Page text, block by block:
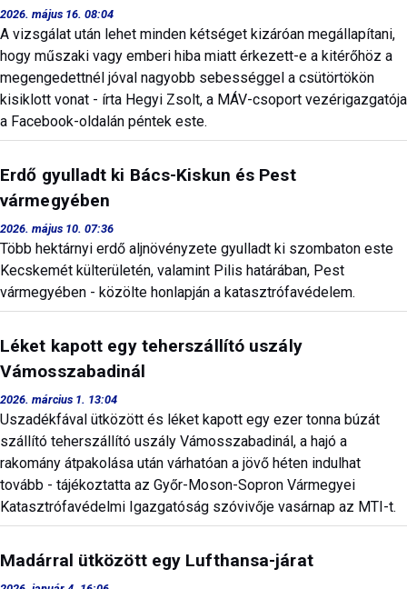
2026. május 16. 08:04
A vizsgálat után lehet minden kétséget kizáróan megállapítani,
hogy műszaki vagy emberi hiba miatt érkezett-e a kitérőhöz a
megengedettnél jóval nagyobb sebességgel a csütörtökön
kisiklott vonat - írta Hegyi Zsolt, a MÁV-csoport vezérigazgatója
a Facebook-oldalán péntek este.
Erdő gyulladt ki Bács-Kiskun és Pest
vármegyében
2026. május 10. 07:36
Több hektárnyi erdő aljnövényzete gyulladt ki szombaton este
Kecskemét külterületén, valamint Pilis határában, Pest
vármegyében - közölte honlapján a katasztrófavédelem.
Léket kapott egy teherszállító uszály
Vámosszabadinál
2026. március 1. 13:04
Uszadékfával ütközött és léket kapott egy ezer tonna búzát
szállító teherszállító uszály Vámosszabadinál, a hajó a
rakomány átpakolása után várhatóan a jövő héten indulhat
tovább - tájékoztatta az Győr-Moson-Sopron Vármegyei
Katasztrófavédelmi Igazgatóság szóvivője vasárnap az MTI-t.
Madárral ütközött egy Lufthansa-járat